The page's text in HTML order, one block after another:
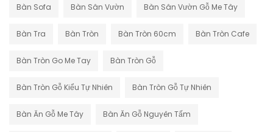
Bàn Sofa Bàn Sân Vườn Bàn Sân Vườn Gỗ Me Tây
Bàn Tra Bàn Tròn Bàn Tròn 60cm Bàn Tròn Cafe
Bàn Tròn Go Me Tay Bàn Tròn Gỗ
Bàn Tròn Gỗ Kiểu Tự Nhiên Bàn Tròn Gỗ Tự Nhiên
Bàn Ăn Gỗ Me Tây Bàn Ăn Gỗ Nguyên Tấm